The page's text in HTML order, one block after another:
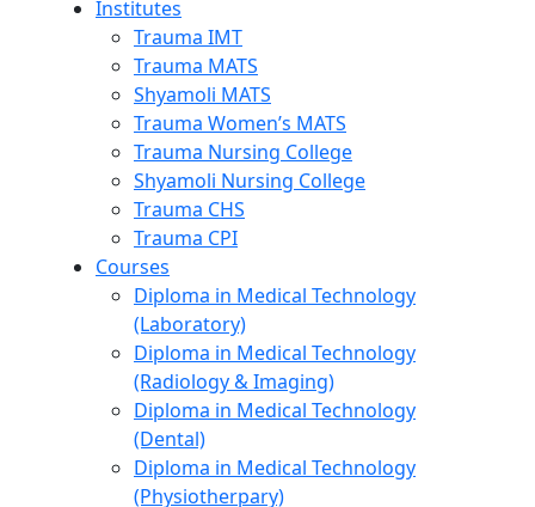
Institutes
Trauma IMT
Trauma MATS
Shyamoli MATS
Trauma Women’s MATS
Trauma Nursing College
Shyamoli Nursing College
Trauma CHS
Trauma CPI
Courses
Diploma in Medical Technology
(Laboratory)
Diploma in Medical Technology
(Radiology & Imaging)
Diploma in Medical Technology
(Dental)
Diploma in Medical Technology
(Physiotherpary)